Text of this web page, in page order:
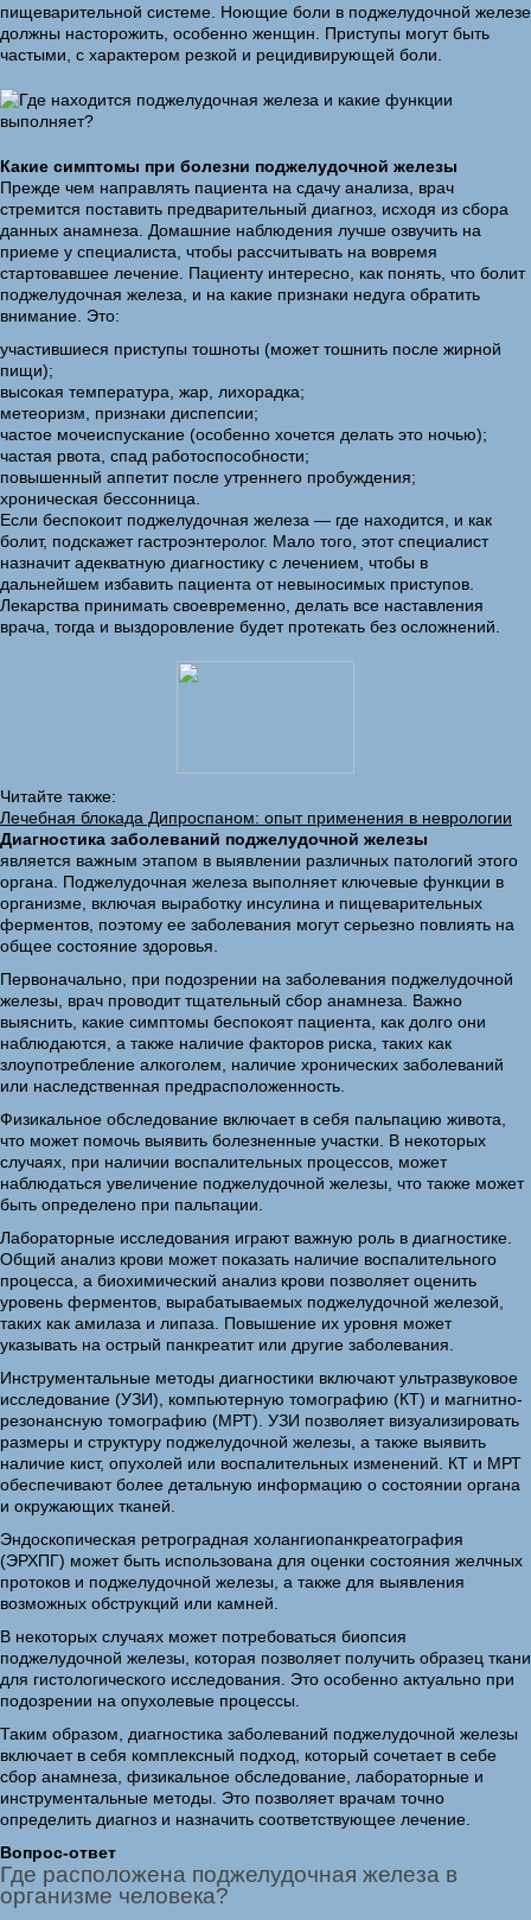
пищеварительной системе. Ноющие боли в поджелудочной железе
должны насторожить, особенно женщин. Приступы могут быть
частыми, с характером резкой и рецидивирующей боли.
Какие симптомы при болезни поджелудочной железы
Прежде чем направлять пациента на сдачу анализа, врач
стремится поставить предварительный диагноз, исходя из сбора
данных анамнеза. Домашние наблюдения лучше озвучить на
приеме у специалиста, чтобы рассчитывать на вовремя
стартовавшее лечение. Пациенту интересно, как понять, что болит
поджелудочная железа, и на какие признаки недуга обратить
внимание. Это:
участившиеся приступы тошноты (может тошнить после жирной
пищи);
высокая температура, жар, лихорадка;
метеоризм, признаки диспепсии;
частое мочеиспускание (особенно хочется делать это ночью);
частая рвота, спад работоспособности;
повышенный аппетит после утреннего пробуждения;
хроническая бессонница.
Если беспокоит поджелудочная железа — где находится, и как
болит, подскажет гастроэнтеролог. Мало того, этот специалист
назначит адекватную диагностику с лечением, чтобы в
дальнейшем избавить пациента от невыносимых приступов.
Лекарства принимать своевременно, делать все наставления
врача, тогда и выздоровление будет протекать без осложнений.
Читайте также:
Лечебная блокада Дипроспаном: опыт применения в неврологии
Диагностика заболеваний поджелудочной железы
является важным этапом в выявлении различных патологий этого
органа. Поджелудочная железа выполняет ключевые функции в
организме, включая выработку инсулина и пищеварительных
ферментов, поэтому ее заболевания могут серьезно повлиять на
общее состояние здоровья.
Первоначально, при подозрении на заболевания поджелудочной
железы, врач проводит тщательный сбор анамнеза. Важно
выяснить, какие симптомы беспокоят пациента, как долго они
наблюдаются, а также наличие факторов риска, таких как
злоупотребление алкоголем, наличие хронических заболеваний
или наследственная предрасположенность.
Физикальное обследование включает в себя пальпацию живота,
что может помочь выявить болезненные участки. В некоторых
случаях, при наличии воспалительных процессов, может
наблюдаться увеличение поджелудочной железы, что также может
быть определено при пальпации.
Лабораторные исследования играют важную роль в диагностике.
Общий анализ крови может показать наличие воспалительного
процесса, а биохимический анализ крови позволяет оценить
уровень ферментов, вырабатываемых поджелудочной железой,
таких как амилаза и липаза. Повышение их уровня может
указывать на острый панкреатит или другие заболевания.
Инструментальные методы диагностики включают ультразвуковое
исследование (УЗИ), компьютерную томографию (КТ) и магнитно-
резонансную томографию (МРТ). УЗИ позволяет визуализировать
размеры и структуру поджелудочной железы, а также выявить
наличие кист, опухолей или воспалительных изменений. КТ и МРТ
обеспечивают более детальную информацию о состоянии органа
и окружающих тканей.
Эндоскопическая ретроградная холангиопанкреатография
(ЭРХПГ) может быть использована для оценки состояния желчных
протоков и поджелудочной железы, а также для выявления
возможных обструкций или камней.
В некоторых случаях может потребоваться биопсия
поджелудочной железы, которая позволяет получить образец ткани
для гистологического исследования. Это особенно актуально при
подозрении на опухолевые процессы.
Таким образом, диагностика заболеваний поджелудочной железы
включает в себя комплексный подход, который сочетает в себе
сбор анамнеза, физикальное обследование, лабораторные и
инструментальные методы. Это позволяет врачам точно
определить диагноз и назначить соответствующее лечение.
Вопрос-ответ
Где расположена поджелудочная железа в
организме человека?